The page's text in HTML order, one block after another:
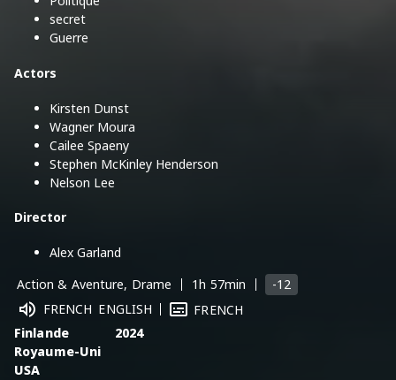
secret
Guerre
Actors
Kirsten Dunst
Wagner Moura
Cailee Spaeny
Stephen McKinley Henderson
Nelson Lee
Director
Alex Garland
Action & Aventure, Drame
1h 57min
-12
FRENCH ENGLISH
FRENCH
Finlande
Royaume-Uni
USA
2024